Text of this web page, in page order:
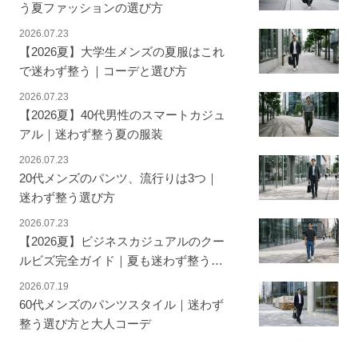
う夏ファッションの選び方
2026.07.23
【2026夏】大学生メンズの夏服はこれ
で迷わず整う｜コーデと選び方
2026.07.23
【2026夏】40代男性のスマートカジュ
アル｜迷わず整う夏の服装
2026.07.23
20代メンズのパンツ、流行りは3つ｜
迷わず整う選び方
2026.07.23
【2026夏】ビジネスカジュアルのクー
ルビズ完全ガイド｜夏も迷わず整う着
こなし
2026.07.19
60代メンズのパンツスタイル｜迷わず
整う選び方と大人コーデ